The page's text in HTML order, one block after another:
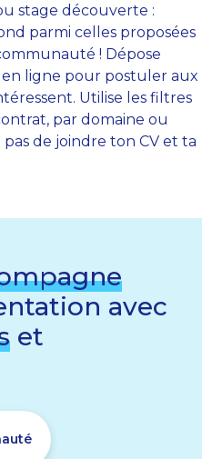
stage découverte :
parmi celles proposées
! Dépose
ligne pour postuler aux
Utilise les filtres
par domaine ou
de joindre ton CV et ta
avec
et